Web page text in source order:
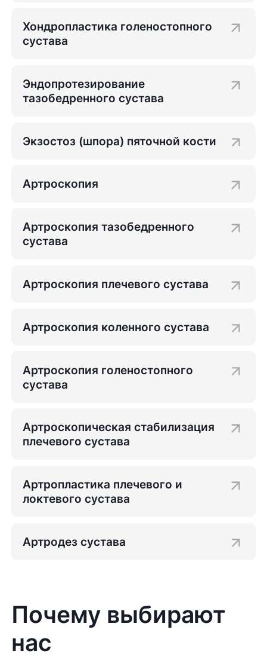
Хондропластика голеностопного
сустава
Эндопротезирование
тазобедренного сустава
Экзостоз (шпора) пяточной кости
Артроскопия
Артроскопия тазобедренного
сустава
Артроскопия плечевого сустава
Артроскопия коленного сустава
Артроскопия голеностопного
сустава
Артроскопическая стабилизация
плечевого сустава
Артропластика плечевого и
локтевого сустава
Артродез сустава
Почему выбирают
нас